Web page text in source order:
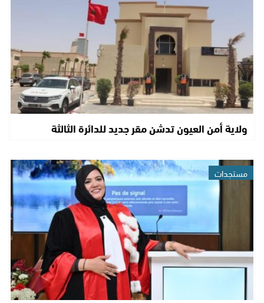
ولاية أمن العيون تدشن مقر جديد للدائرة الثالثة
مستجدات